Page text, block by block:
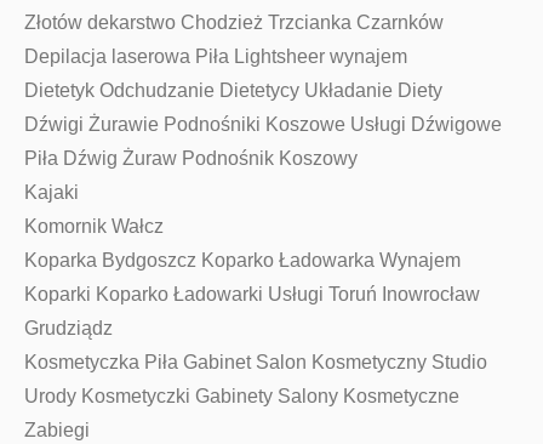
Złotów dekarstwo Chodzież Trzcianka Czarnków
Depilacja laserowa Piła Lightsheer wynajem
Dietetyk Odchudzanie Dietetycy Układanie Diety
Dźwigi Żurawie Podnośniki Koszowe Usługi Dźwigowe
Piła Dźwig Żuraw Podnośnik Koszowy
Kajaki
Komornik Wałcz
Koparka Bydgoszcz Koparko Ładowarka Wynajem
Koparki Koparko Ładowarki Usługi Toruń Inowrocław
Grudziądz
Kosmetyczka Piła Gabinet Salon Kosmetyczny Studio
Urody Kosmetyczki Gabinety Salony Kosmetyczne
Zabiegi